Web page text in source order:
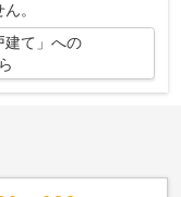
。
建て」への